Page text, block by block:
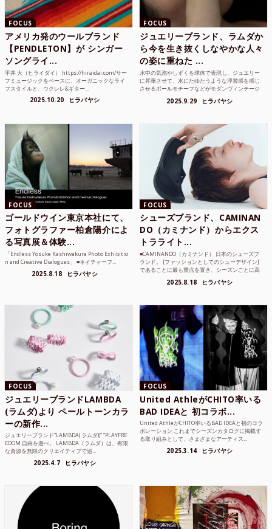
FOCUS
アメリカ発のウールブランド
【PENDLETON】が シンガー
ソングライ...
平井 大（ヒライダイ） https://hiraidai.com/サー
フミュージックをベースに、オーガニックなライ
フスタイルと、ウクレレ&ギター...
2025.10.20 ヒラバヤシ
FOCUS
ジュエリーブランド、ラムダか
ら今を生き抜くしなやかな人々
の姿に重ねた ...
水中の気泡やしずくを球体で表現し、ジュエリー
に昇華させて、水にたゆたうような浮遊感を感じ
させるボールモチーフなどがモダンヴィンテージ
2025.9.29 ヒラバヤシ
FOCUS
ゴールドウイン東京本社にて、
フォトグラファー柏倉陽介によ
る写真展＆体験...
「Endless Yosuke Kashiwakura Photo Exhibitio
n and Creative Dialogues」 ■ネイチャーフ...
2025.8.18 ヒラバヤシ
FOCUS
シューズブランド、CAMINAN
DO（カミナンド）からエクス
トラライト...
■CAMINANDO（カミナンド） 日本のシューズブ
ランド。 [ファッションとしてのシューデザイン]
であることに最も重点を置き、シーズンごとに高
2025.8.18 ヒラバヤシ
FOCUS
ジュエリーブランドLAMBDA
(ラムダ)より ペールトーンカラ
ーの新作...
ジュエリーブランド“LAMBDA( ラムダ))” “PLAYFRE
EDOM 自由を遊べ。 LAMBDA（ラムダ）は、有限
な資源を無限のクリエイティブで追...
2025.4.7 ヒラバヤシ
FOCUS
United AthleがCHITO率いる
BAD IDEAと 初コラボ...
United AthleがCHITO率いるBAD IDEAと初のコラ
ボレーション これまでシーズンカタログに掲載す
る取り組みとして、さまざまなアーティス...
2025.3.14 ヒラバヤシ